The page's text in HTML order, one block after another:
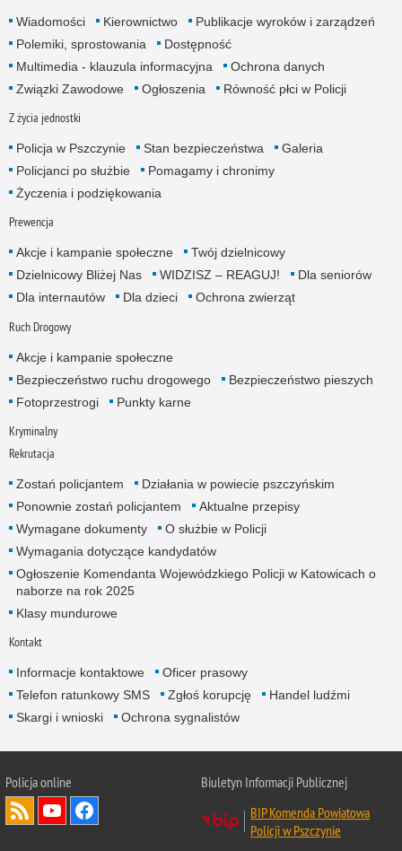
Wiadomości Kierownictwo
Publikacje wyroków i zarządzeń
Polemiki, sprosto­wania
Dostępność
Multimedia - klauzula informa­cyjna
Ochrona danych
Związki Zawodowe
Ogłoszenia Równość płci w Policji
Z życia jednostki
Policja w Pszczynie Stan bezpieczeństwa
Galeria
Policjanci po służbie
Pomagamy i chronimy
Życzenia i podzięko­wania
Prewencja
Akcje i kampanie społeczne
Twój dzielnicowy
Dzielnicowy Bliżej Nas
WIDZISZ – REAGUJ!
Dla seniorów
Dla internautów
Dla dzieci Ochrona zwierząt
Ruch Drogowy
Akcje i kampanie społeczne
Bezpieczeństwo ruchu drogowego
Bezpieczeństwo pieszych
Fotoprzestrogi
Punkty karne
Kryminalny
Rekrutacja
Zostań policjantem
Działania w powiecie pszczyńskim
Ponownie zostań policjantem
Aktualne przepisy
Wymagane dokumenty
O służbie w Policji
Wymagania dotyczące kandydatów
Ogłoszenie Komendanta Wojewódzkiego Policji w Katowicach o
naborze na rok 2025
Klasy mundurowe
Kontakt
Informacje kontaktowe
Oficer prasowy
Telefon ratunkowy SMS
Zgłoś korupcję
Handel ludźmi
Skargi i wnioski
Ochrona sygnalistów
Policja online
Biuletyn Informacji Publicznej
BIP Komenda Powiatowa
Policji w Pszczynie